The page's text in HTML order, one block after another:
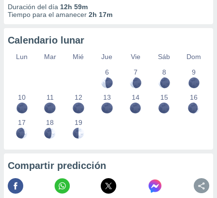
Duración del día 12h 59m
Tiempo para el amanecer 2h 17m
Calendario lunar
Lun Mar Mié Jue Vie Sáb
Dom
6
7 8 9
10 11 12 13 14 15 16
17 18 19
Compartir predicción